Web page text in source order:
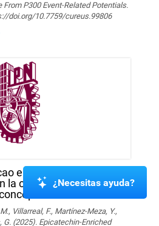
P300 Event-Related Potentials.
doi.org/10.7759/cureus.99806
enriquecidos con
la cognición en sujetos
Villarreal, F., Martínez-Meza, Y.,
G. (2025). Epicatechin-Enriched
¿Necesitas ayuda?